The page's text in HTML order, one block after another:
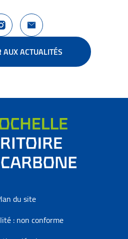
Instagram La Rochelle
Nous contacter
ACTUALITÉS
du site
: non conforme